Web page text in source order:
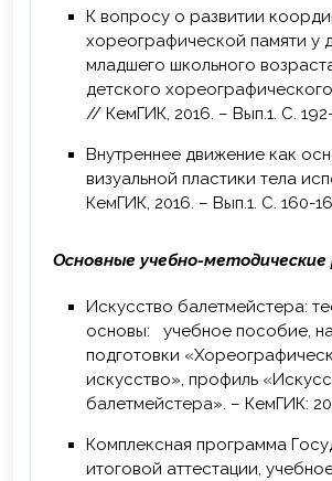
К вопросу о развитии координации и
хореографической памяти у
младшего школьного
детского
// КемГИК, 2016. – Вып.1. С.
Внутреннее движение как основа
визуальной пластики тела
КемГИК, 2016. – Вып.1. С. 160-
Основные учебно-
Искусство балетмейстера: теоретические
основы: учебное пособие,
подготовки
искусство», профиль
балетмейстера». – КемГИК:
Комплексная программа Государственной
итоговой аттестации,